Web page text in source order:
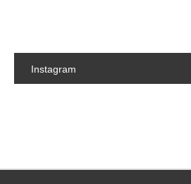
Instagram